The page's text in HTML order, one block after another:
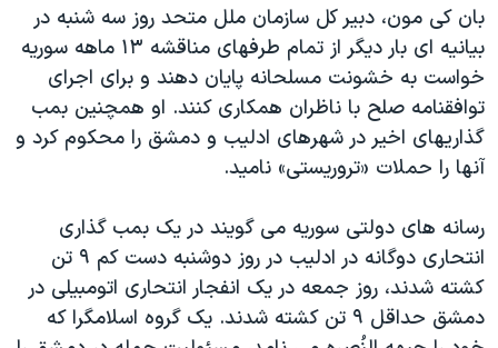
بان کی مون، دبیر کل سازمان ملل متحد روز سه شنبه در
بیانیه ای بار دیگر از تمام طرفهای مناقشه ۱۳ ماهه سوریه
خواست به خشونت مسلحانه پایان دهند و برای اجرای
توافقنامه صلح با ناظران همکاری کنند. او همچنین بمب
گذاریهای اخیر در شهرهای ادلیب و دمشق را محکوم کرد و
آنها را حملات «تروریستی» نامید.
رسانه های دولتی سوریه می گویند در یک بمب گذاری
انتحاری دوگانه در ادلیب در روز دوشنبه دست کم ۹ تن
کشته شدند، روز جمعه در یک انفجار انتحاری اتومبیلی در
دمشق حداقل ۹ تن کشته شدند. یک گروه اسلامگرا که